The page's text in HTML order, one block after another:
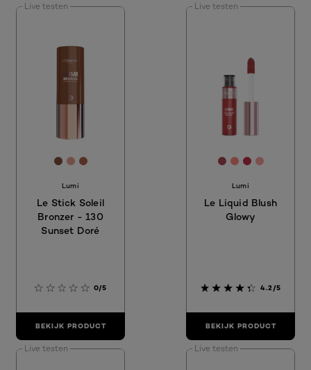
Live testen
[Color]: #875041
[Color]: #E99F90
[Color]: #AE634C
Lumi
Le Stick Soleil
Bronzer - 130
Sunset Doré
0/5
BEKIJK PRODUCT
Live testen
[Color]:
[Color]:
[Color]:
[Color]:
Lumi
Le Liquid Blush
Glowy
4.2/5
BEKIJK PRODUCT
Live testen Live testen